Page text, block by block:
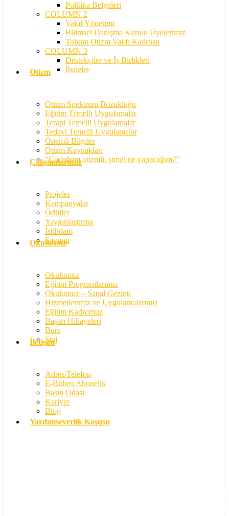
Politika Belgeleri
COLUMN 2
Vakıf Yönetimi
Bilimsel Danışma Kurulu Üyelerimiz
Tohum Otizm Vakfı Kadrosu
COLUMN 3
Destekçiler ve İş Birlikleri
İhaleler
Otizm
Otizm Spektrum Bozukluğu
Eğitim Temelli Uygulamalar
Terapi Temelli Uygulamalar
Tedavi Temelli Uygulamalar
Önemli Bilgiler
Otizm Kaynakları
“Çocuğum otizmli, şimdi ne yapacağım?”
Çalışmalarımız
Projeler
Kampanyalar
Ödüller
Yaygınlaştırma
İstihdam
Savunu
Okulumuz
Okulumuz
Eğitim Programlarımız
Okulumuz – Sanal Gezinti
Hizmetlerimiz ve Uygulamalarımız
Eğitim Kadromuz
Başarı Hikayeleri
Burs
Staj
İletişim
Adres/Telefon
E-Bülten Abonelik
Basın Odası
Kariyer
Blog
Yardımseverlik Koşusu